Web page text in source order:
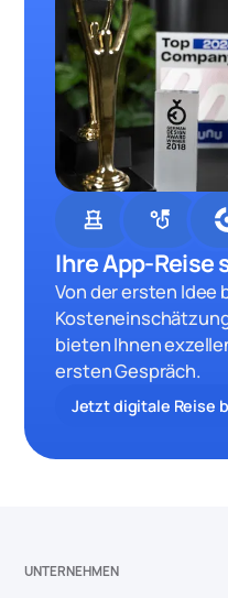
chess strategy
Ihre App-Reise
Von der ersten Idee
bieten Ihnen
ersten Gespräch.
Jetzt digitale Reise
UNTERNEHMEN